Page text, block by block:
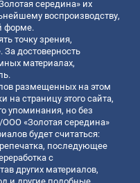
середина» их
воспроизводству,
форме.
точку зрения,
достоверность
материалах,
размещенных на этом
на страницу этого сайта,
упоминания, но без
«Золотая середина»
будет считаться:
последующее
с
других материалов,